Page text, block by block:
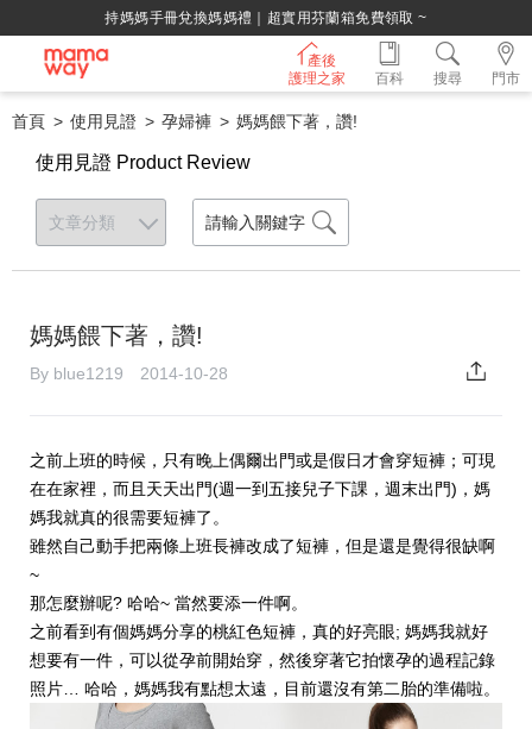
持媽媽手冊兌換媽媽禮｜超實用芬蘭箱免費領取 ~
產後
護理之家
門市
百科 搜尋
首頁 使用見證 孕婦褲 媽媽餵下著，讚!
使用見證 Product Review
媽媽餵下著，讚!
By blue1219 2014-10-28
之前上班的時候，只有晚上偶爾出門或是假日才會穿短褲；可現
在在家裡，而且天天出門(週一到五接兒子下課，週末出門)，媽
媽我就真的很需要短褲了。
雖然自己動手把兩條上班長褲改成了短褲，但是還是覺得很缺啊
~
那怎麼辦呢? 哈哈~ 當然要添一件啊。
之前看到有個媽媽分享的桃紅色短褲，真的好亮眼; 媽媽我就好
想要有一件，可以從孕前開始穿，然後穿著它拍懷孕的過程記錄
照片… 哈哈，媽媽我有點想太遠，目前還沒有第二胎的準備啦。